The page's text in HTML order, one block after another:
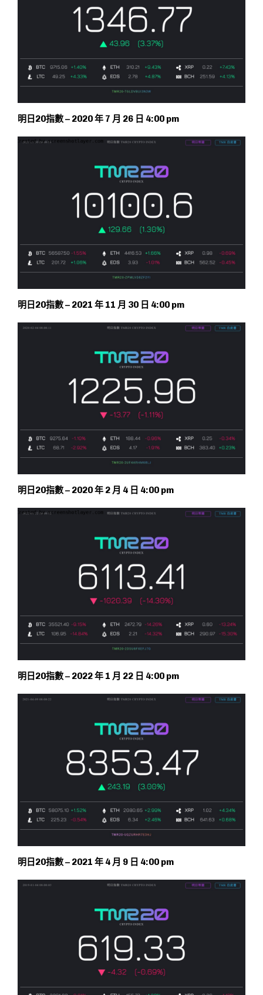
明日20指數 – 2020 年 7 月 26 日 4:00 pm
明日20指數 – 2021 年 11 月 30 日 4:00 pm
明日20指數 – 2020 年 2 月 4 日 4:00 pm
明日20指數 – 2022 年 1 月 22 日 4:00 pm
明日20指數 – 2021 年 4 月 9 日 4:00 pm